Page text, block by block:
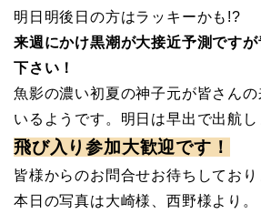
明日明後日の方はラッキーかも!?
来週にかけ黒潮が大接近予測です
下さい！
魚影の濃い初夏の神子元が皆さん
いるようです。明日は早出で出航し
飛び入り参加大歓迎です！
皆様からのお問合せお待ちしており
本日の写真は大崎様、西野様より。